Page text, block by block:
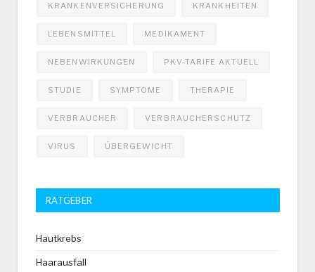
KRANKENVERSICHERUNG KRANKHEITEN
LEBENSMITTEL MEDIKAMENT
NEBENWIRKUNGEN PKV-TARIFE AKTUELL
STUDIE SYMPTOME THERAPIE
VERBRAUCHER VERBRAUCHERSCHUTZ
VIRUS ÜBERGEWICHT
RATGEBER
Hautkrebs
Haarausfall